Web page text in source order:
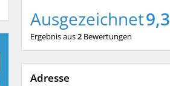
Ausgezeichnet9,3
Ergebnis aus2 Bewertungen
Adresse